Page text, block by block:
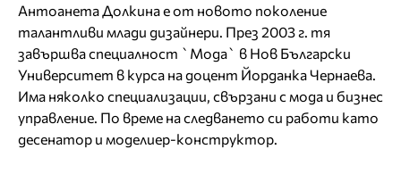
Антоанета Долкина е от новото поколение
талантливи млади дизайнери. През 2003 г. тя
завършва специалност `Мода` в Нов Български
Университет в курса на доцент Йорданка Чернаева.
Има няколко специализации, свързани с мода и бизнес
управление. По време на следването си работи като
десенатор и моделиер-конструктор.